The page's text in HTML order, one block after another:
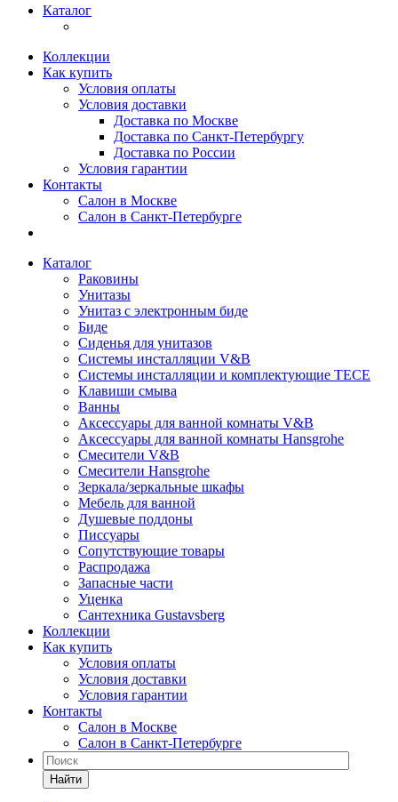
Каталог
Коллекции
Как купить
Условия оплаты
Условия доставки
Доставка по Москве
Доставка по Санкт-Петербургу
Доставка по России
Условия гарантии
Контакты
Салон в Москве
Салон в Санкт-Петербурге
Каталог
Раковины
Унитазы
Унитаз с электронным биде
Биде
Сиденья для унитазов
Системы инсталляции V&B
Системы инсталляции и комплектующие TECE
Клавиши смыва
Ванны
Аксессуары для ванной комнаты V&B
Аксессуары для ванной комнаты Hansgrohe
Смесители V&B
Смесители Hansgrohe
Зеркала/зеркальные шкафы
Мебель для ванной
Душевые поддоны
Писсуары
Сопутствующие товары
Распродажа
Запасные части
Уценка
Сантехника Gustavsberg
Коллекции
Как купить
Условия оплаты
Условия доставки
Условия гарантии
Контакты
Салон в Москве
Салон в Санкт-Петербурге
Найти